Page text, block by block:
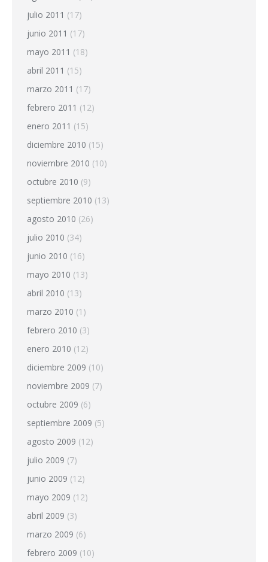
julio 2011 (17)
junio 2011 (17)
mayo 2011 (18)
abril 2011 (15)
marzo 2011 (17)
febrero 2011 (12)
enero 2011 (15)
diciembre 2010 (15)
noviembre 2010 (10)
octubre 2010 (9)
septiembre 2010 (13)
agosto 2010 (26)
julio 2010 (34)
junio 2010 (16)
mayo 2010 (13)
abril 2010 (13)
marzo 2010 (1)
febrero 2010 (3)
enero 2010 (12)
diciembre 2009 (10)
noviembre 2009 (7)
octubre 2009 (6)
septiembre 2009 (5)
agosto 2009 (12)
julio 2009 (7)
junio 2009 (12)
mayo 2009 (12)
abril 2009 (3)
marzo 2009 (6)
febrero 2009 (10)